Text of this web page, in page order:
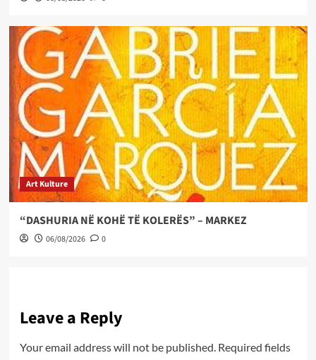
Art Kulture
“DASHURIA NË KOHË TË KOLERËS” – MARKEZ
06/08/2026 0
Leave a Reply
Your email address will not be published. Required fields